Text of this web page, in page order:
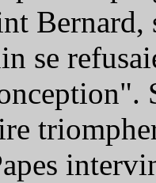
se